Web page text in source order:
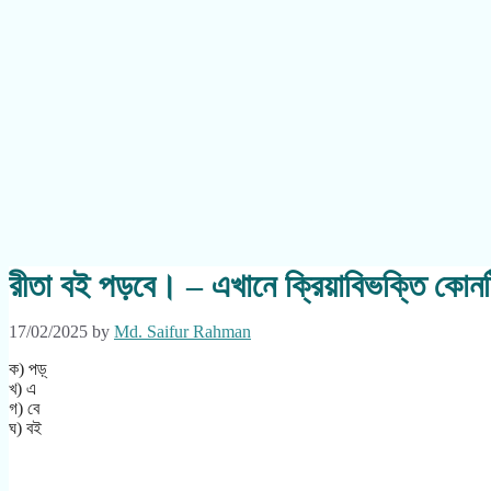
রীতা বই পড়বে। – এখানে ক্রিয়াবিভক্তি
17/02/2025 by Md. Saifur Rahman
ক) পড়্
খ) এ
গ) বে
ঘ) বই